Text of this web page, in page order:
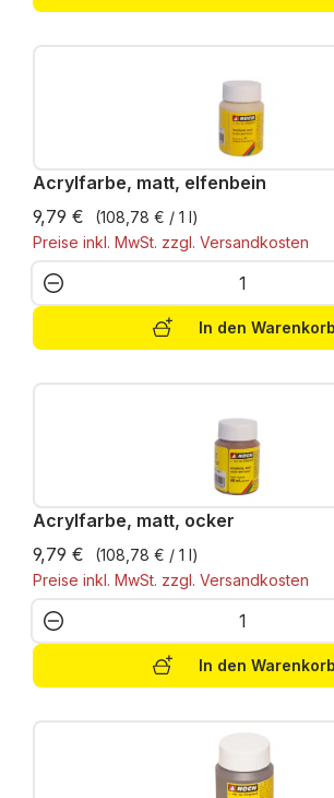
Acrylfarbe, matt, elfenbein
9,79 €
(108,78 € / 1 l)
Preise inkl. MwSt. zzgl. Versandkosten
Produkt Anzahl: Gib
In den Warenkorb
Acrylfarbe, matt, ocker
9,79 €
(108,78 € / 1 l)
Preise inkl. MwSt. zzgl. Versandkosten
Produkt Anzahl: Gib
In den Warenkorb